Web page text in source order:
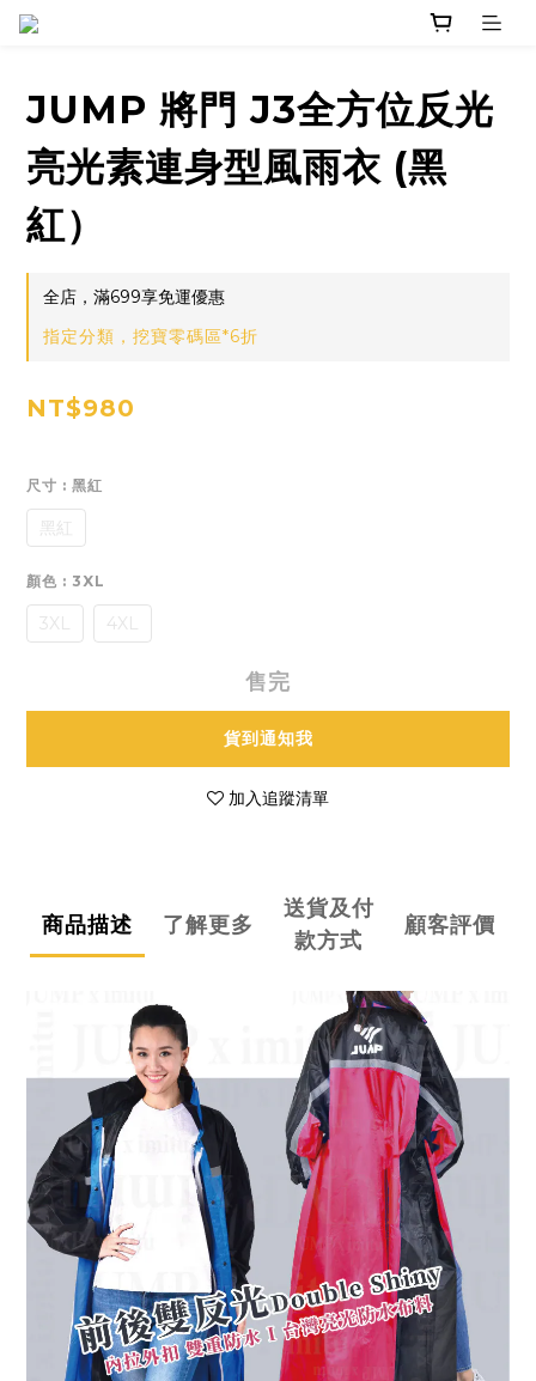
JUMP 將門 J3全方位反光
亮光素連身型風雨衣 (黑
紅）
全店，滿699享免運優惠
指定分類，挖寶零碼區*6折
NT$980
尺寸 : 黑紅
黑紅
顏色 : 3XL
3XL 4XL
售完
貨到通知我
加入追蹤清單
商品描述 了解更多
送貨及付
款方式
顧客評價